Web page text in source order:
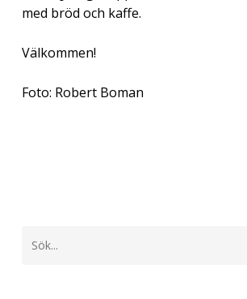
med bröd och kaffe.
Välkommen!
Foto: Robert Boman